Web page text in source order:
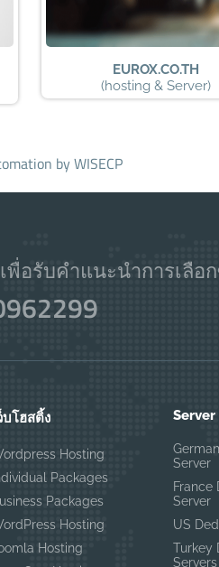
EUROX.CO.TH
(hosting & Server)
by WISECP
อรับคำแนะนำการเลือ
บโฮสติ้ง
Hosting
Packages
Packages
Hosting
Hosting
Server
Server
France
Server
US
Turkey
Servers